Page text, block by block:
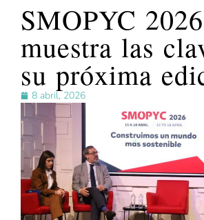
SMOPYC 2026
muestra las
su próxima
8 abril, 2026